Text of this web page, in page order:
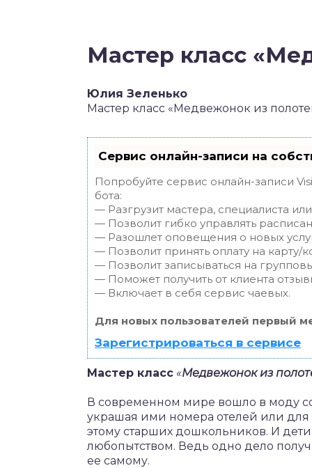
Мастер класс
Юлия Зеленько
Мастер класс «Медвежонок из
Сервис онлайн-записи на
Попробуйте сервис онлайн-записи
бота:
— Разгрузит мастера, специалиста
— Позволит гибко управлять
— Разошлет оповещения о новых
— Позволит принять оплату на карту/
— Позволит записываться на
— Поможет получить от клиента
— Включает в себя сервис чаевых.
Для новых пользователей первый
Зарегистрироваться в сервисе
Мастер класс «Медвежонок из
В современном мире вошло в моду
украшая ими номера отелей или для
этому старших дошкольников. И
любопытством. Ведь одно дело
ее самому.